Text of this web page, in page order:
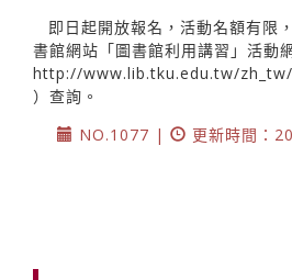
即日起開放報名，活動名額有限
書館網站「圖書館利用講習」活動
http://www.lib.tku.edu.tw/
）查詢。
NO.1077 |
更新時間：